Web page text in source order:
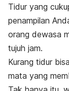
Tidur yang
penampilan
orang dewasa
tujuh jam.
Kurang tidur
mata yang